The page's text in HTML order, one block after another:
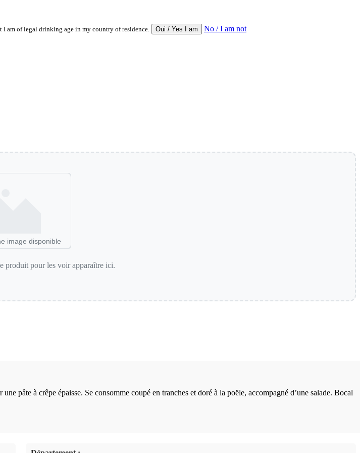
I am of legal drinking age in my country of residence.
No / I am not
image disponible
produit pour les voir apparaître ici.
pâte à crêpe épaisse. Se consomme coupé en tranches et doré à la poële, accompagné d’une salade. Bocal